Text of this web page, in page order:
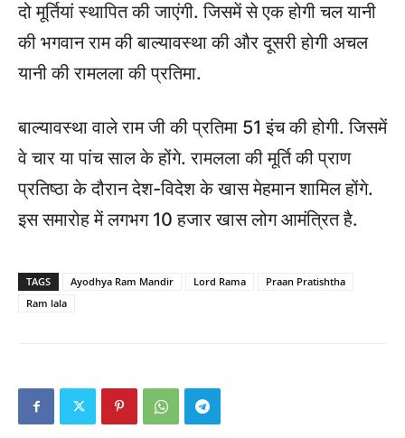
दो मूर्तियां स्थापित की जाएंगी. जिसमें से एक होगी चल यानी
की भगवान राम की बाल्यावस्था की और दूसरी होगी अचल
यानी की रामलला की प्रतिमा.
बाल्यावस्था वाले राम जी की प्रतिमा 51 इंच की होगी. जिसमें
वे चार या पांच साल के होंगे. रामलला की मूर्ति की प्राण
प्रतिष्ठा के दौरान देश-विदेश के खास मेहमान शामिल होंगे.
इस समारोह में लगभग 10 हजार खास लोग आमंत्रित है.
TAGS Ayodhya Ram Mandir Lord Rama
Praan Pratishtha
Ram lala